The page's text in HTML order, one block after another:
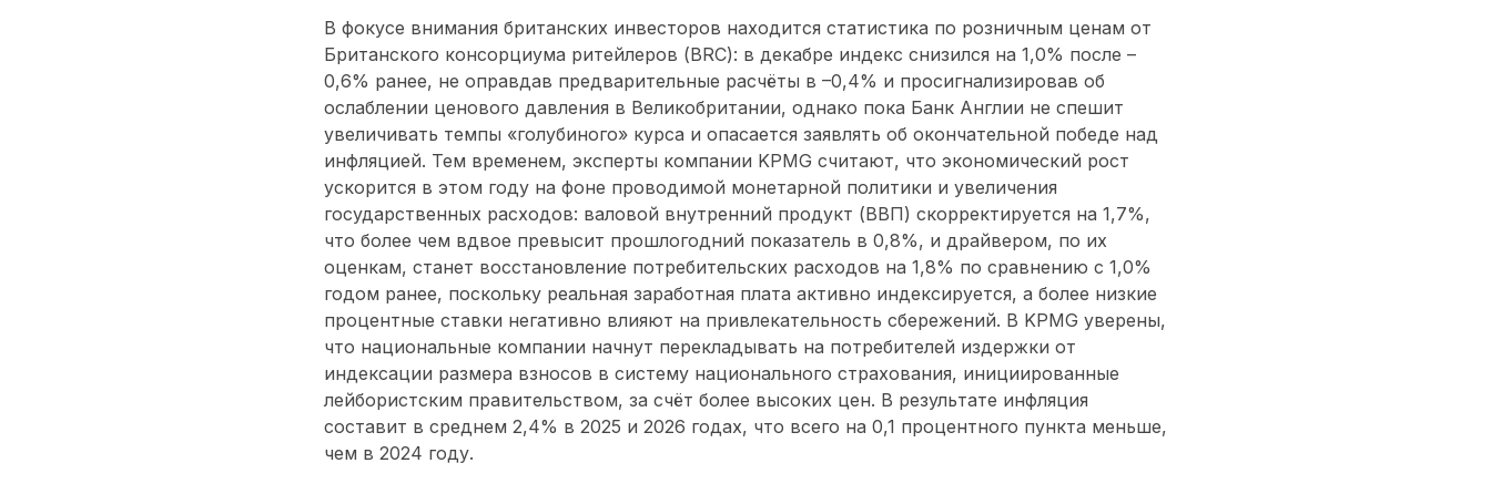
В фокусе внимания британских инвесторов находится статистика по розничным ценам от
Британского консорциума ритейлеров (BRC): в декабре индекс снизился на 1,0% после –
0,6% ранее, не оправдав предварительные расчёты в –0,4% и просигнализировав об
ослаблении ценового давления в Великобритании, однако пока Банк Англии не спешит
увеличивать темпы «голубиного» курса и опасается заявлять об окончательной победе над
инфляцией. Тем временем, эксперты компании KPMG считают, что экономический рост
ускорится в этом году на фоне проводимой монетарной политики и увеличения
государственных расходов: валовой внутренний продукт (ВВП) скорректируется на 1,7%,
что более чем вдвое превысит прошлогодний показатель в 0,8%, и драйвером, по их
оценкам, станет восстановление потребительских расходов на 1,8% по сравнению с 1,0%
годом ранее, поскольку реальная заработная плата активно индексируется, а более низкие
процентные ставки негативно влияют на привлекательность сбережений. В KPMG уверены,
что национальные компании начнут перекладывать на потребителей издержки от
индексации размера взносов в систему национального страхования, инициированные
лейбористским правительством, за счёт более высоких цен. В результате инфляция
составит в среднем 2,4% в 2025 и 2026 годах, что всего на 0,1 процентного пункта меньше,
чем в 2024 году.